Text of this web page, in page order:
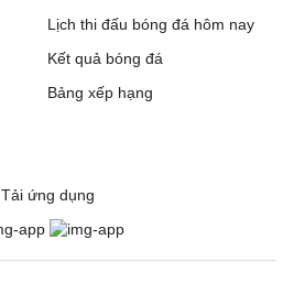
Lịch thi đấu bóng đá hôm nay
Kết quả bóng đá
Bảng xếp hạng
Tải ứng dụng